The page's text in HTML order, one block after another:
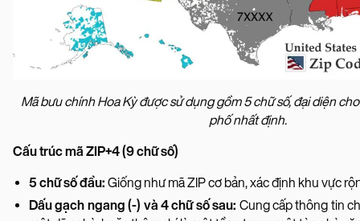
Mã bưu chính Hoa Kỳ được sử dụng gồm 5 chữ số, đại diện
phố nhất định.
Cấu trúc mã ZIP+4 (9 chữ số)
5 chữ số đầu: Giống như mã ZIP cơ bản, xác định khu vực
Dấu gạch ngang (-) và 4 chữ số sau: Cung cấp thông tin